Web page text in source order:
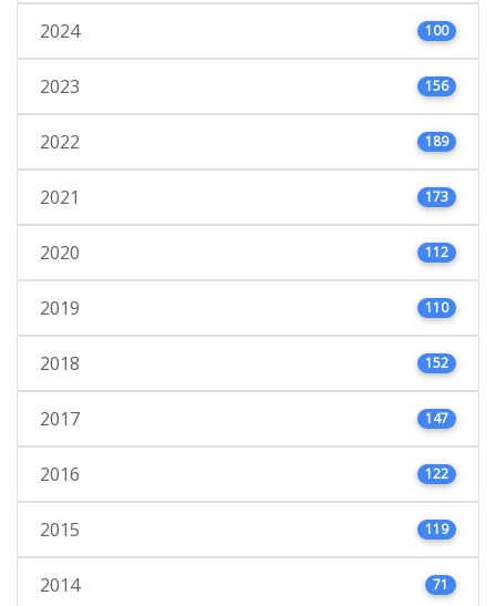
2024 100
2023 156
2022 189
2021 173
2020 112
2019 110
2018 152
2017 147
2016 122
2015 119
2014 71